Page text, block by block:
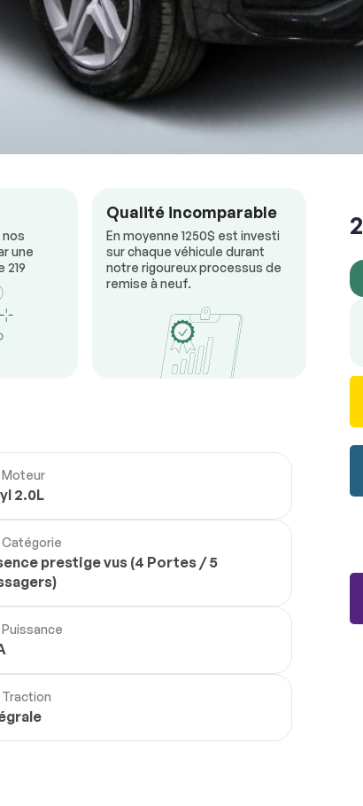
nos
une
219
Qualité incomparable
En moyenne 1250$ est investi
sur chaque véhicule durant
notre rigoureux processus de
remise à neuf.
Moteur
2.0L
Catégorie
prestige vus (4 Portes / 5
Puissance
Traction
RÉSERVER